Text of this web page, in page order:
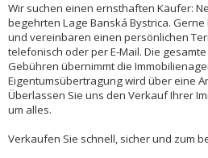
Wir suchen einen ernsthaften Käufer:
begehrten Lage Banská Bystrica.
und vereinbaren einen persönlichen
telefonisch oder per E-Mail. Die
Gebühren übernimmt die
Eigentumsübertragung wird über eine
Überlassen Sie uns den Verkauf Ihrer
um alles.
Verkaufen Sie schnell, sicher und zum